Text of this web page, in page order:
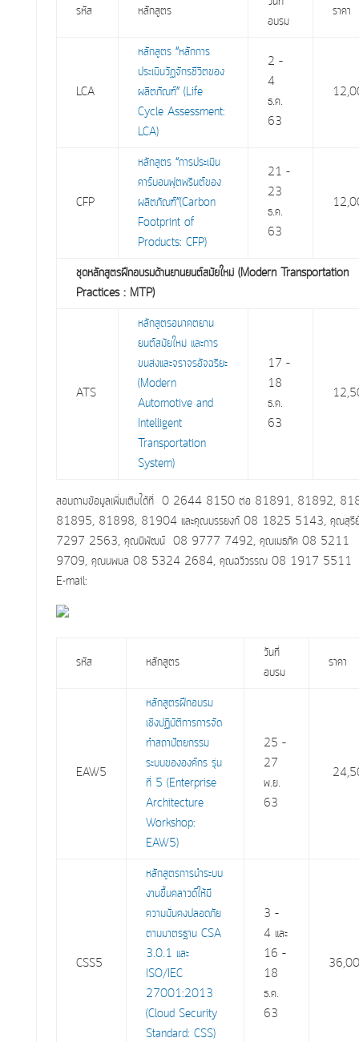
รหัส หลักสูตร
อบรม
ราคา
LCA
หลักสูตร “หลักการ
ประเมินวัฏจักรชีวิตของ
ผลิตภัณฑ์” (Life
Cycle Assessment:
LCA)
2 –
4
ธ.ค.
63
CFP
หลักสูตร “การประเมิน
คาร์บอนฟุตพรินต์ของ
ผลิตภัณฑ์”(Carbon
Footprint of
Products: CFP)
21 –
23
ธ.ค.
63
ชุดหลักสูตรฝึกอบรมด้านยานยนต์สมัยใหม่ (Modern Transportation
Practices : MTP)
ATS
หลักสูตรอนาคตยาน
ยนต์สมัยใหม่ และการ
ขนส่งและจราจรอัจฉริยะ
(Modern
Automotive and
Intelligent
Transportation
System)
17 –
18
ธ.ค.
63
สอบถามข้อมูลเพิ่มเติมได้ที่ 0 2644 8150 ต่อ 81891, 81892,
81895, 81898, 81904 และคุณบรรยงก์ 08 1825 5143, คุณสุ
7297 2563, คุณนิพัฒน์ 08 9777 7492, คุณเมธภัค 08 5211
9709, คุณนพมล 08 5324 2684, คุณฉวีวรรณ 08 1917 5511
E-mail:
รหัส หลักสูตร
วันที่
อบรม
ราคา
EAW5
หลักสูตรฝึกอบรม
เชิงปฏิบัติการการจัด
ทำสถาปัตยกรรม
ระบบขององค์กร รุ่น
ที่ 5 (Enterprise
Architecture
Workshop:
EAW5)
25 –
27
พ.ย.
63
CSS5
หลักสูตรการนำระบบ
งานขึ้นคลาวด์ให้มี
ความมั่นคงปลอดภัย
ตามมาตรฐาน CSA
3.0.1 และ
ISO/IEC
27001:2013
(Cloud Security
Standard: CSS)
3 –
4 และ
16 –
18
ธ.ค.
63